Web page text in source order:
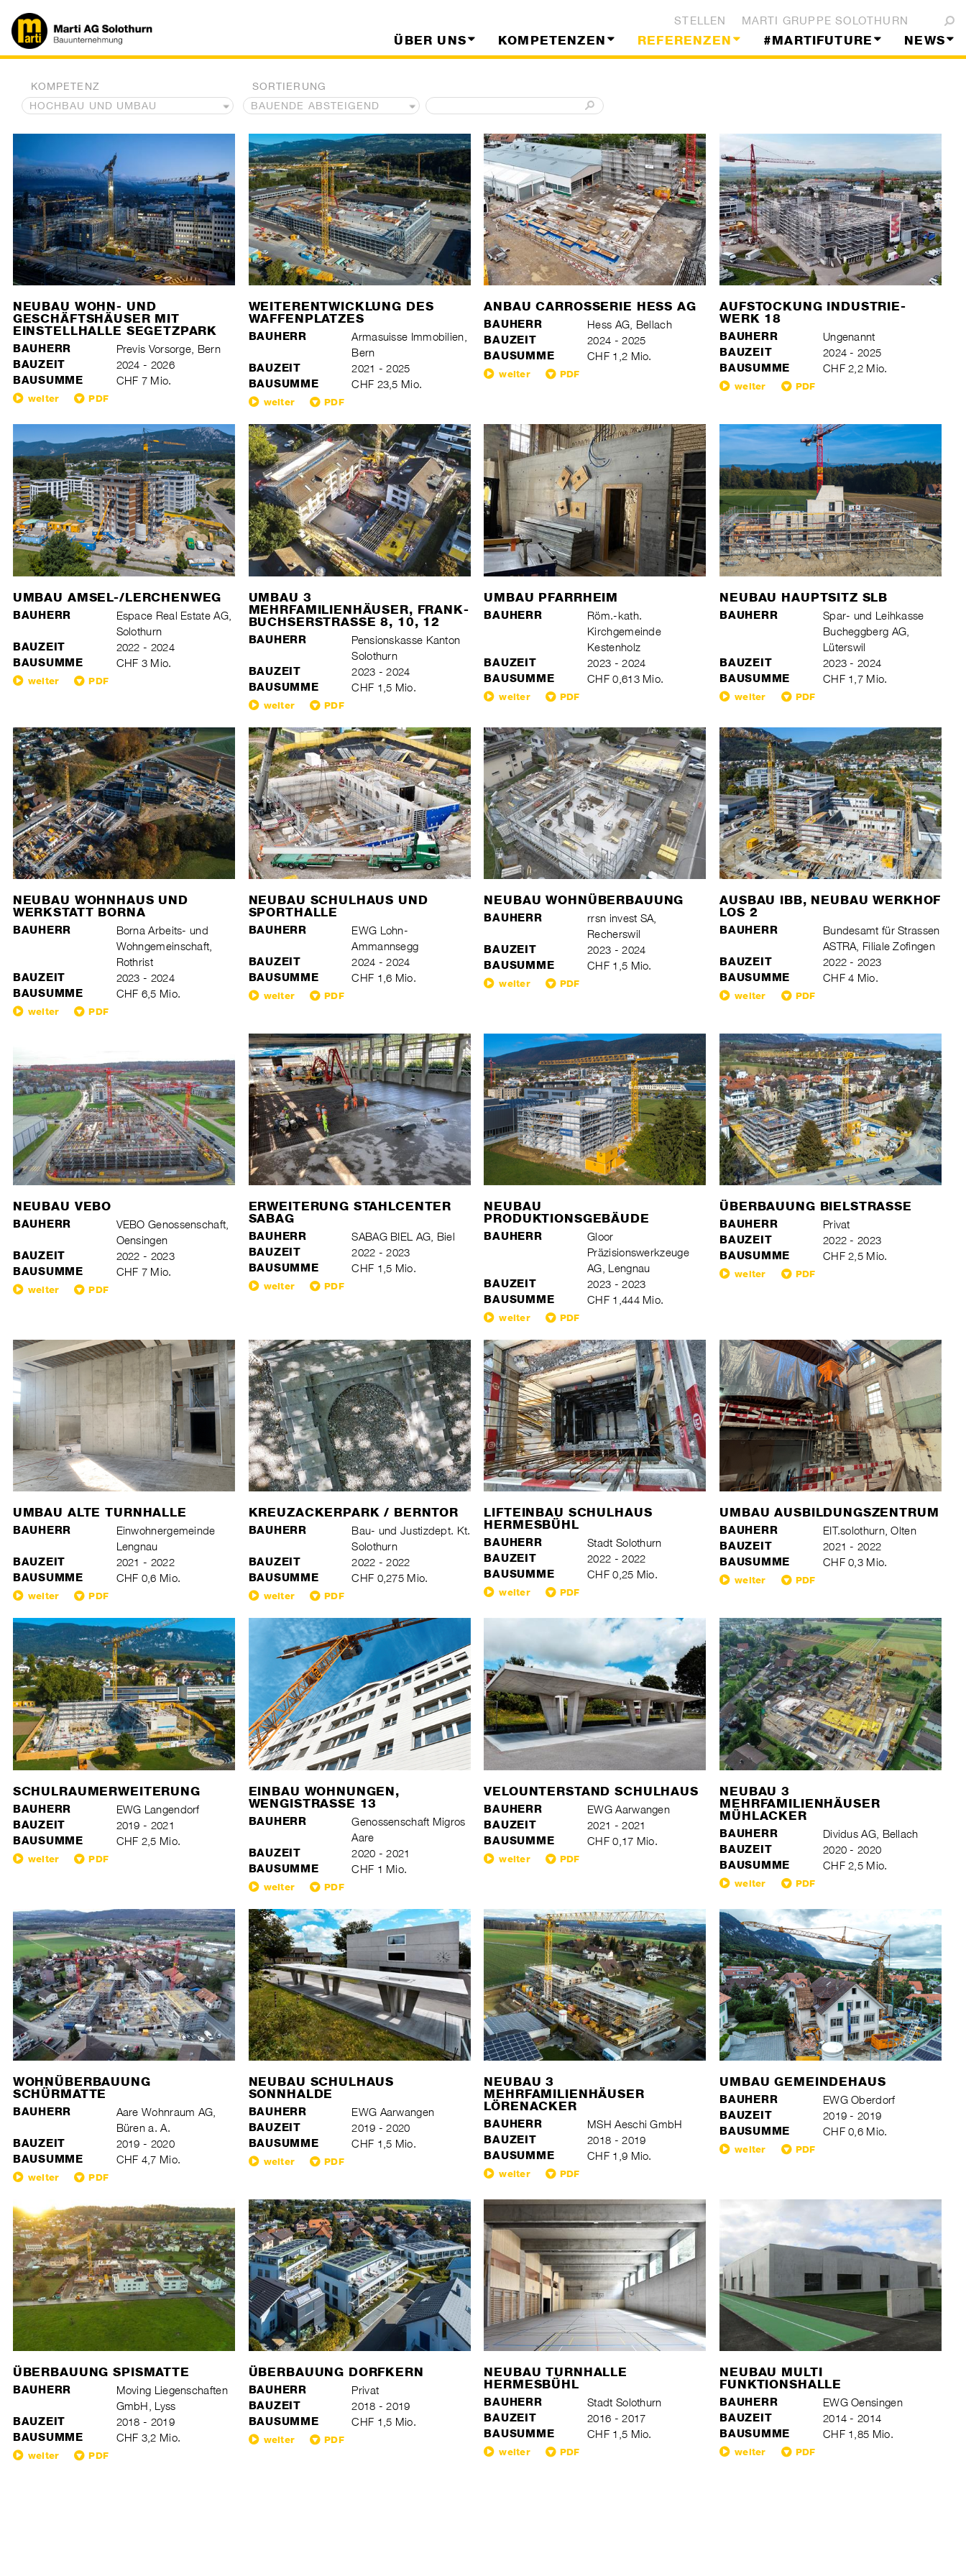
STELLEN MARTI GRUPPE SOLOTHURN
ÜBER UNS KOMPETENZEN REFERENZEN #MARTIFUTURE NEWS
KOMPETENZ SORTIERUNG
NEUBAU WOHN- UND
GESCHÄFTSHÄUSER MIT
EINSTELLHALLE SEGETZPARK
BAUHERR Previs Vorsorge, Bern
BAUZEIT 2024 - 2026
BAUSUMME CHF 7 Mio.
weiter PDF
WEITERENTWICKLUNG DES
WAFFENPLATZES
BAUHERR
Armasuisse Immobilien,
Bern
BAUZEIT 2021 - 2025
BAUSUMME CHF 23,5 Mio.
weiter PDF
ANBAU CARROSSERIE HESS AG
BAUHERR Hess AG, Bellach
BAUZEIT 2024 - 2025
BAUSUMME CHF 1,2 Mio.
weiter PDF
AUFSTOCKUNG INDUSTRIE-
WERK 18
BAUHERR Ungenannt
BAUZEIT 2024 - 2025
BAUSUMME CHF 2,2 Mio.
weiter PDF
UMBAU AMSEL-/LERCHENWEG
BAUHERR
Espace Real Estate AG,
Solothurn
BAUZEIT 2022 - 2024
BAUSUMME CHF 3 Mio.
weiter PDF
UMBAU 3
MEHRFAMILIENHÄUSER, FRANK-
BUCHSERSTRASSE 8, 10, 12
BAUHERR
Pensionskasse Kanton
Solothurn
BAUZEIT 2023 - 2024
BAUSUMME CHF 1,5 Mio.
weiter PDF
UMBAU PFARRHEIM
BAUHERR
Röm.-kath.
Kirchgemeinde
Kestenholz
BAUZEIT 2023 - 2024
BAUSUMME CHF 0,613 Mio.
weiter PDF
NEUBAU HAUPTSITZ SLB
BAUHERR
Spar- und Leihkasse
Bucheggberg AG,
Lüterswil
BAUZEIT 2023 - 2024
BAUSUMME CHF 1,7 Mio.
weiter PDF
NEUBAU WOHNHAUS UND
WERKSTATT BORNA
BAUHERR
Borna Arbeits- und
Wohngemeinschaft,
Rothrist
BAUZEIT 2023 - 2024
BAUSUMME CHF 6,5 Mio.
weiter PDF
NEUBAU SCHULHAUS UND
SPORTHALLE
BAUHERR
EWG Lohn-
Ammannsegg
BAUZEIT 2024 - 2024
BAUSUMME CHF 1,6 Mio.
weiter PDF
NEUBAU WOHNÜBERBAUUNG
BAUHERR
rrsn invest SA,
Recherswil
BAUZEIT 2023 - 2024
BAUSUMME CHF 1,5 Mio.
weiter PDF
AUSBAU IBB, NEUBAU WERKHOF
LOS 2
BAUHERR
Bundesamt für Strassen
ASTRA, Filiale Zofingen
BAUZEIT 2022 - 2023
BAUSUMME CHF 4 Mio.
weiter PDF
NEUBAU VEBO
BAUHERR
VEBO Genossenschaft,
Oensingen
BAUZEIT 2022 - 2023
BAUSUMME CHF 7 Mio.
weiter PDF
ERWEITERUNG STAHLCENTER
SABAG
BAUHERR SABAG BIEL AG, Biel
BAUZEIT 2022 - 2023
BAUSUMME CHF 1,5 Mio.
weiter PDF
NEUBAU
PRODUKTIONSGEBÄUDE
BAUHERR
Gloor
Präzisionswerkzeuge
AG, Lengnau
BAUZEIT 2023 - 2023
BAUSUMME CHF 1,444 Mio.
weiter PDF
ÜBERBAUUNG BIELSTRASSE
BAUHERR Privat
BAUZEIT 2022 - 2023
BAUSUMME CHF 2,5 Mio.
weiter PDF
UMBAU ALTE TURNHALLE
BAUHERR
Einwohnergemeinde
Lengnau
BAUZEIT 2021 - 2022
BAUSUMME CHF 0,6 Mio.
weiter PDF
KREUZACKERPARK / BERNTOR
BAUHERR
Bau- und Justizdept. Kt.
Solothurn
BAUZEIT 2022 - 2022
BAUSUMME CHF 0,275 Mio.
weiter PDF
LIFTEINBAU SCHULHAUS
HERMESBÜHL
BAUHERR Stadt Solothurn
BAUZEIT 2022 - 2022
BAUSUMME CHF 0,25 Mio.
weiter PDF
UMBAU AUSBILDUNGSZENTRUM
BAUHERR EIT.solothurn, Olten
BAUZEIT 2021 - 2022
BAUSUMME CHF 0,3 Mio.
weiter PDF
SCHULRAUMERWEITERUNG
BAUHERR EWG Langendorf
BAUZEIT 2019 - 2021
BAUSUMME CHF 2,5 Mio.
weiter PDF
EINBAU WOHNUNGEN,
WENGISTRASSE 13
BAUHERR
Genossenschaft Migros
Aare
BAUZEIT 2020 - 2021
BAUSUMME CHF 1 Mio.
weiter PDF
VELOUNTERSTAND SCHULHAUS
BAUHERR EWG Aarwangen
BAUZEIT 2021 - 2021
BAUSUMME CHF 0,17 Mio.
weiter PDF
NEUBAU 3
MEHRFAMILIENHÄUSER
MÜHLACKER
BAUHERR Dividus AG, Bellach
BAUZEIT 2020 - 2020
BAUSUMME CHF 2,5 Mio.
weiter PDF
WOHNÜBERBAUUNG
SCHÜRMATTE
BAUHERR
Aare Wohnraum AG,
Büren a. A.
BAUZEIT 2019 - 2020
BAUSUMME CHF 4,7 Mio.
weiter PDF
NEUBAU SCHULHAUS
SONNHALDE
BAUHERR EWG Aarwangen
BAUZEIT 2019 - 2020
BAUSUMME CHF 1,5 Mio.
weiter PDF
NEUBAU 3
MEHRFAMILIENHÄUSER
LÖRENACKER
BAUHERR MSH Aeschi GmbH
BAUZEIT 2018 - 2019
BAUSUMME CHF 1,9 Mio.
weiter PDF
UMBAU GEMEINDEHAUS
BAUHERR EWG Oberdorf
BAUZEIT 2019 - 2019
BAUSUMME CHF 0,6 Mio.
weiter PDF
ÜBERBAUUNG SPISMATTE
BAUHERR
Moving Liegenschaften
GmbH, Lyss
BAUZEIT 2018 - 2019
BAUSUMME CHF 3,2 Mio.
weiter PDF
ÜBERBAUUNG DORFKERN
BAUHERR Privat
BAUZEIT 2018 - 2019
BAUSUMME CHF 1,5 Mio.
weiter PDF
NEUBAU TURNHALLE
HERMESBÜHL
BAUHERR Stadt Solothurn
BAUZEIT 2016 - 2017
BAUSUMME CHF 1,5 Mio.
weiter PDF
NEUBAU MULTI
FUNKTIONSHALLE
BAUHERR EWG Oensingen
BAUZEIT 2014 - 2014
BAUSUMME CHF 1,85 Mio.
weiter PDF